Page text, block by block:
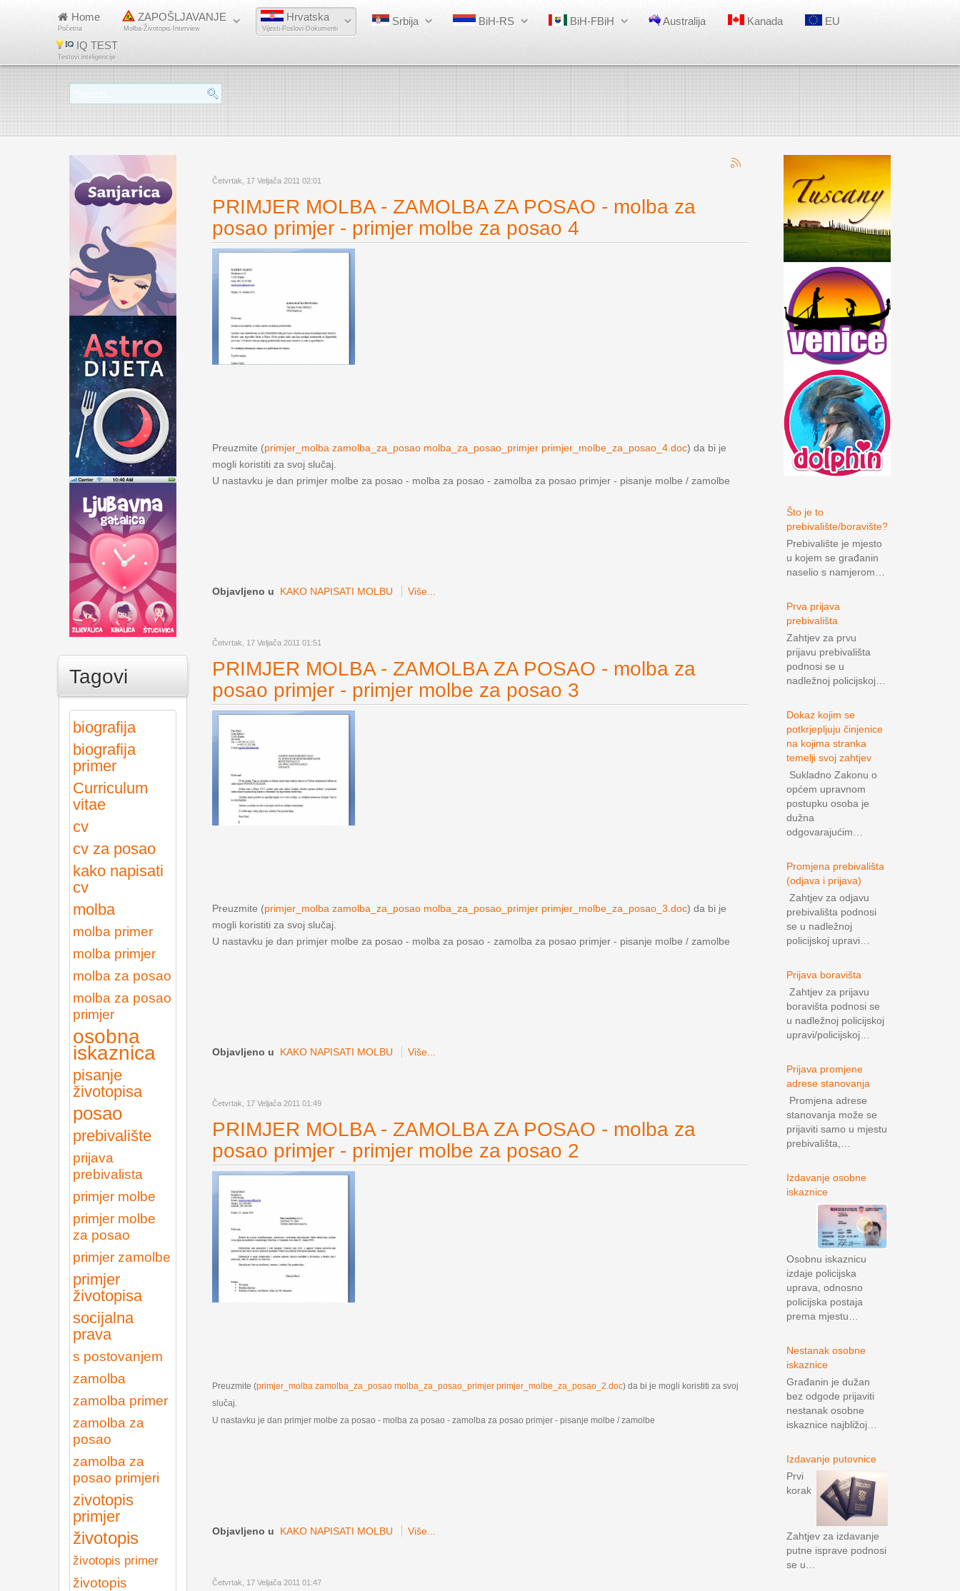
Home
Početna
ZAPOŠLJAVANJE
Molba-Životopis-Interview
Hrvatska
Vijesti-Poslovi-Dokumenti
Srbija BiH-RS BiH-FBiH Australija Kanada
EU
IQ TEST
Testovi inteligencije
Četvrtak, 17 Veljača 2011 02:01
PRIMJER MOLBA - ZAMOLBA ZA POSAO - molba za
posao primjer - primjer molbe za posao 4
Preuzmite (primjer_molba zamolba_za_posao molba_za_posao_primjer primjer_molbe_za_posao_4.doc) da bi je
mogli koristiti za svoj slučaj.
U nastavku je dan primjer molbe za posao - molba za posao - zamolba za posao primjer - pisanje molbe / zamolbe
Objavljeno u KAKO NAPISATI MOLBU Više...
Četvrtak, 17 Veljača 2011 01:51
PRIMJER MOLBA - ZAMOLBA ZA POSAO - molba za
posao primjer - primjer molbe za posao 3
Preuzmite (primjer_molba zamolba_za_posao molba_za_posao_primjer primjer_molbe_za_posao_3.doc) da bi je
mogli koristiti za svoj slučaj.
U nastavku je dan primjer molbe za posao - molba za posao - zamolba za posao primjer - pisanje molbe / zamolbe
Objavljeno u KAKO NAPISATI MOLBU Više...
Četvrtak, 17 Veljača 2011 01:49
PRIMJER MOLBA - ZAMOLBA ZA POSAO - molba za
posao primjer - primjer molbe za posao 2
Preuzmite (primjer_molba zamolba_za_posao molba_za_posao_primjer primjer_molbe_za_posao_2.doc) da bi je mogli koristiti za svoj
slučaj.
U nastavku je dan primjer molbe za posao - molba za posao - zamolba za posao primjer - pisanje molbe / zamolbe
Objavljeno u KAKO NAPISATI MOLBU Više...
Četvrtak, 17 Veljača 2011 01:47
Tagovi
biografija
biografija
primer
Curriculum
vitae
cv
cv za posao
kako napisati
cv
molba
molba primer
molba primjer
molba za posao
molba za posao
primjer
osobna
iskaznica
pisanje
životopisa
posao
prebivalište
prijava
prebivalista
primjer molbe
primjer molbe
za posao
primjer zamolbe
primjer
životopisa
socijalna
prava
s postovanjem
zamolba
zamolba primer
zamolba za
posao
zamolba za
posao primjeri
zivotopis
primjer
životopis
životopis primer
životopis
Što je to
prebivalište/boravište?
Prebivalište je mjesto
u kojem se građanin
naselio s namjerom…
Prva prijava
prebivališta
Zahtjev za prvu
prijavu prebivališta
podnosi se u
nadležnoj policijskoj…
Dokaz kojim se
potkrjepljuju činjenice
na kojima stranka
temelji svoj zahtjev
Sukladno Zakonu o
općem upravnom
postupku osoba je
dužna
odgovarajućim…
Promjena prebivališta
(odjava i prijava)
Zahtjev za odjavu
prebivališta podnosi
se u nadležnoj
policijskoj upravi…
Prijava boravišta
Zahtjev za prijavu
boravišta podnosi se
u nadležnoj policijskoj
upravi/policijskoj…
Prijava promjene
adrese stanovanja
Promjena adrese
stanovanja može se
prijaviti samo u mjestu
prebivališta,…
Izdavanje osobne
iskaznice
Osobnu iskaznicu
izdaje policijska
uprava, odnosno
policijska postaja
prema mjestu…
Nestanak osobne
iskaznice
Građanin je dužan
bez odgode prijaviti
nestanak osobne
iskaznice najbližoj…
Izdavanje putovnice
Prvi
korak
Zahtjev za izdavanje
putne isprave podnosi
se u…